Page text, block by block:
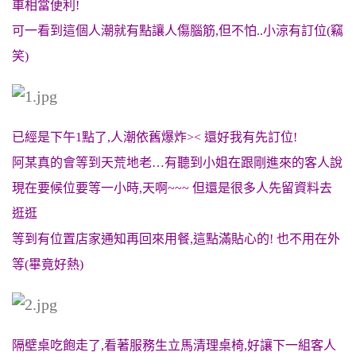
車相當便利!
可一看到這個人潮就有點讓人傷腦筋,但不怕..小涼有訂位(竊
笑)
已經是下午1點了,人潮依舊爆炸>< 還好我有先訂位!
阿某真的會等到天荒地老…有聽到小姐在跟剛進來的客人說
現在要候位要等一小時,天啊~~~ 但還是很多人先留資料去
逛逛
等到有位置店家通知再回來用餐,這點滿貼心的! 也不用在外
等(畢竟好熱)
隔壁桌吃飽走了,看著服務生立馬清理桌椅,好讓下一組客人